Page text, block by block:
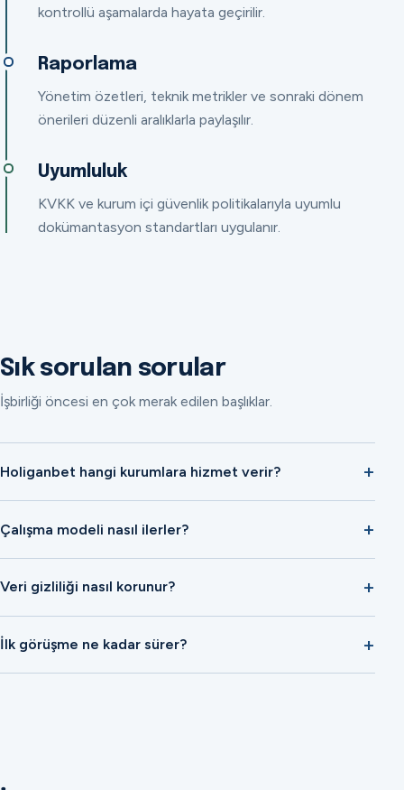
kontrollü aşamalarda hayata geçirilir.
Raporlama
Yönetim özetleri, teknik metrikler ve sonraki dönem
önerileri düzenli aralıklarla paylaşılır.
Uyumluluk
KVKK ve kurum içi güvenlik politikalarıyla uyumlu
dokümantasyon standartları uygulanır.
Sık sorulan sorular
İşbirliği öncesi en çok merak edilen başlıklar.
Holiganbet hangi kurumlara hizmet verir?
Çalışma modeli nasıl ilerler?
Veri gizliliği nasıl korunur?
İlk görüşme ne kadar sürer?